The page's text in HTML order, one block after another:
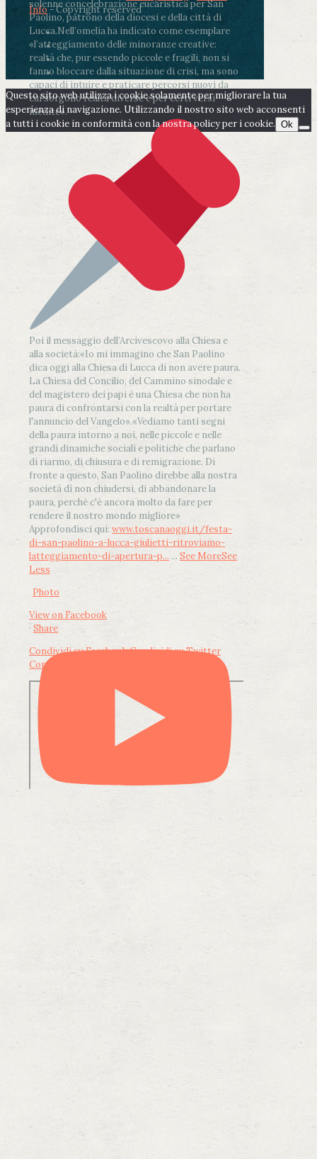
solenne concelebrazione eucaristica per San
Paolino, patrono della diocesi e della città di
Lucca.Nell’omelia ha indicato come esemplare
«l’atteggiamento delle minoranze creative:
realtà che, pur essendo piccole e fragili, non si
fanno bloccare dalla situazione di crisi, ma sono
capaci di intuire e praticare percorsi nuovi da
cui sorgono realtà diverse e per certi versi
inedite».
Poi il messaggio dell’Arcivescovo alla Chiesa e
alla società:«Io mi immagino che San Paolino
dica oggi alla Chiesa di Lucca di non avere paura.
La Chiesa del Concilio, del Cammino sinodale e
del magistero dei papi è una Chiesa che non ha
paura di confrontarsi con la realtà per portare
l'annuncio del Vangelo».«Vediamo tanti segni
della paura intorno a noi, nelle piccole e nelle
grandi dinamiche sociali e politiche che parlano
di riarmo, di chiusura e di remigrazione. Di
fronte a questo, San Paolino direbbe alla nostra
società di non chiudersi, di abbandonare la
paura, perché c'è ancora molto da fare per
rendere il nostro mondo migliore»
Approfondisci qui: www.toscanaoggi.it/festa-
di-san-paolino-a-lucca-giulietti-ritroviamo-
latteggiamento-di-apertura-p... ... See MoreSee
Less
Photo
View on Facebook
· Share
Condividi su FacebookCondividi su Twitter
Condividi su LinkedIn
Info- Copyright reserved
Questo sito web utilizza i cookie solamente per migliorare la tua
esperienza di navigazione. Utilizzando il nostro sito web acconsenti
a tutti i cookie in conformità con la nostra policy per i cookie. Ok